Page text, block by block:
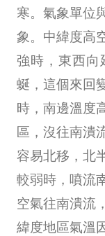
寒。氣象單位
象。中緯度高
強時，東西向
蜒，這個來回
時，南邊溫度
區，沒往南潰
容易北移，北
較弱時，噴流
空氣往南潰流
緯度地區氣溫